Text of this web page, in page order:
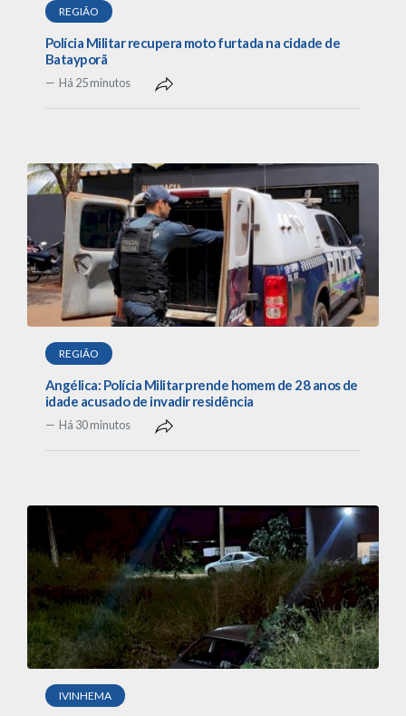
REGIÃO
Polícia Militar recupera moto furtada na cidade de
Batayporã
Há 25 minutos
REGIÃO
Angélica: Polícia Militar prende homem de 28 anos de
idade acusado de invadir residência
Há 30 minutos
IVINHEMA